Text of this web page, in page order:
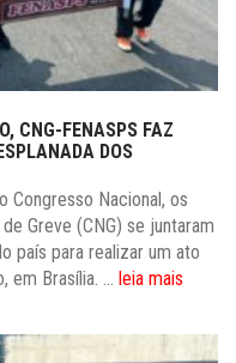
CNG-FENASPS FAZ
DOS
Congresso Nacional, os
Greve (CNG) se juntaram
país para realizar um ato
em Brasília. ... leia mais